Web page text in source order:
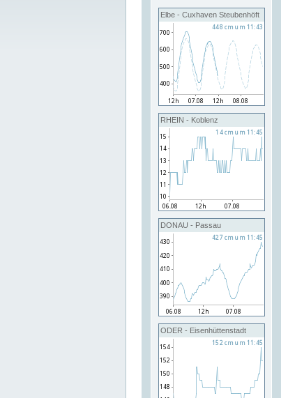
Elbe - Cuxhaven Steubenhöft
RHEIN - Koblenz
DONAU - Passau
ODER - Eisenhüttenstadt